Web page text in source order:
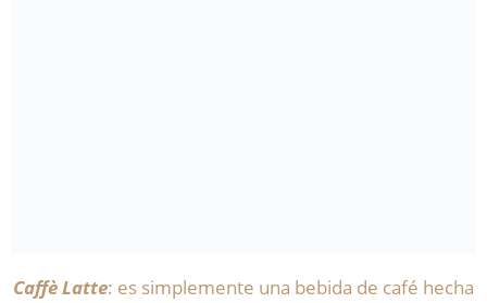
Caffè Latte: es simplemente una bebida de café hecha